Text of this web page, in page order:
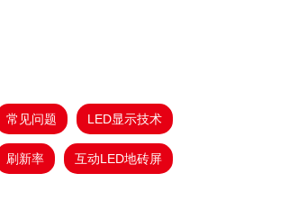
常见问题 LED显示技术
刷新率 互动LED地砖屏